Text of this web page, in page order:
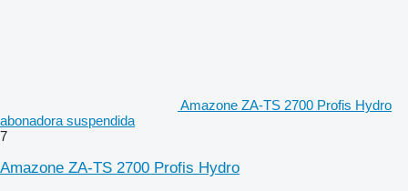
Amazone ZA-TS 2700 Profis Hydro
abonadora suspendida
7
Amazone ZA-TS 2700 Profis Hydro